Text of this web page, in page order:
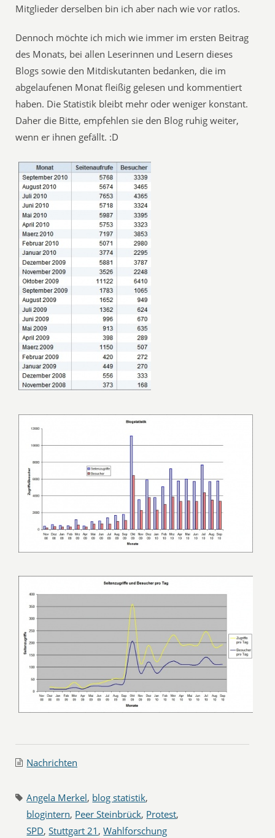
Mitglieder derselben bin ich aber nach wie vor ratlos.
Dennoch möchte ich mich wie immer im ersten Beitrag
des Monats, bei allen Leserinnen und Lesern dieses
Blogs sowie den Mitdiskutanten bedanken, die im
abgelaufenen Monat fleißig gelesen und kommentiert
haben. Die Statistik bleibt mehr oder weniger konstant.
Daher die Bitte, empfehlen sie den Blog ruhig weiter,
wenn er ihnen gefällt. :D
Nachrichten
Angela Merkel, blog statistik,
blogintern, Peer Steinbrück, Protest,
SPD,Stuttgart 21 ,Wahlforschung